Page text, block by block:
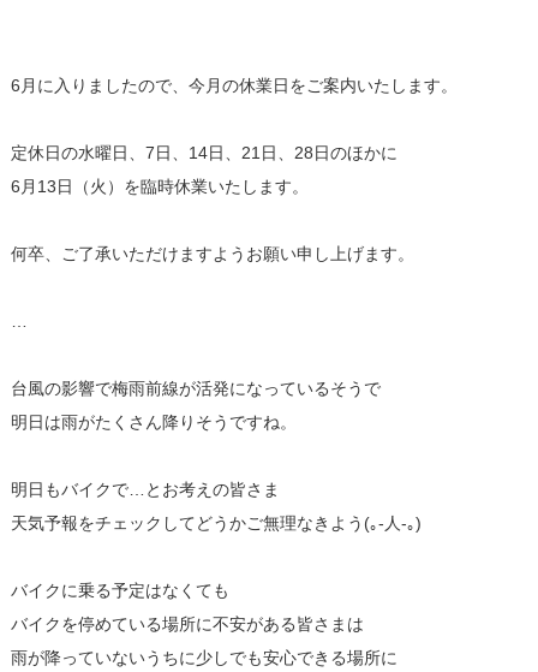
6月に入りましたので、今月の休業日をご案内いたします。
定休日の水曜日、7日、14日、21日、28日のほかに
6月13日（火）を臨時休業いたします。
何卒、ご了承いただけますようお願い申し上げます。
台風の影響で梅雨前線が活発になっているそうで
明日は雨がたくさん降りそうですね。
明日もバイクで…とお考えの皆さま
天気予報をチェックしてどうかご無理なきよう(｡-人-｡)
バイクに乗る予定はなくても
バイクを停めている場所に不安がある皆さまは
雨が降っていないうちに少しでも安心できる場所に